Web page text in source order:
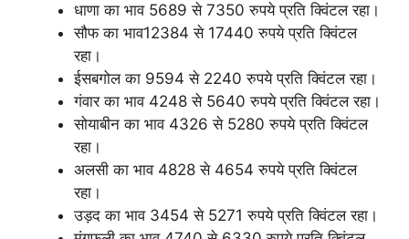
धाणा का भाव 5689 से 7350 रुपये प्रति क्विंटल रहा।
सौफ का भाव12384 से 17440 रुपये प्रति क्विंटल
रहा।
ईसबगोल का 9594 से 2240 रुपये प्रति क्विंटल रहा।
गंवार का भाव 4248 से 5640 रुपये प्रति क्विंटल रहा।
सोयाबीन का भाव 4326 से 5280 रुपये प्रति क्विंटल
रहा।
अलसी का भाव 4828 से 4654 रुपये प्रति क्विंटल
रहा।
उड़द का भाव 3454 से 5271 रुपये प्रति क्विंटल रहा।